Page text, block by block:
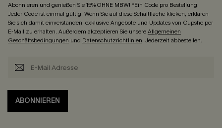
Abonnieren und genießen Sie 15% OHNE MBW! *Ein Code pro Bestellung.
Jeder Code ist einmal gültig. Wenn Sie auf diese Schaltfläche klicken, erklären
Sie sich damit einverstanden, exklusive Angebote und Updates von Cupshe per
E-Mail zu erhalten. Außerdem akzeptieren Sie unsereAllgemeinen
Geschäftsbedingungen und Datenschutzrichtlinien. Jederzeit abbestellen.
ABONNIEREN